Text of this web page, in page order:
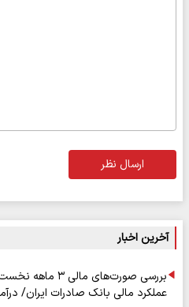
ارسال نظر
آخرین اخبار
عملکرد مالی بانک صادرات ایران/ درآمد عملیاتی